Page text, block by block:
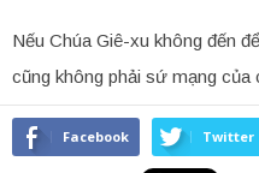
Nếu Chúa Giê-xu không đến
cũng không phải sứ mạng của
Facebook Twitter